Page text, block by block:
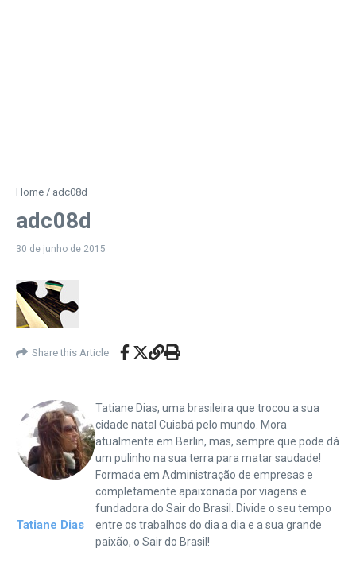
Home / adc08d
adc08d
30 de junho de 2015
Share this Article
Tatiane Dias
Tatiane Dias, uma brasileira que trocou a sua
cidade natal Cuiabá pelo mundo. Mora
atualmente em Berlin, mas, sempre que pode dá
um pulinho na sua terra para matar saudade!
Formada em Administração de empresas e
completamente apaixonada por viagens e
fundadora do Sair do Brasil. Divide o seu tempo
entre os trabalhos do dia a dia e a sua grande
paixão, o Sair do Brasil!